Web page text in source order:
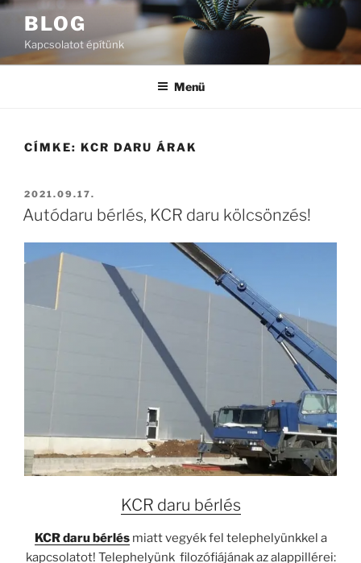
Tartalomhoz
BLOG
Kapcsolatot építünk
Menü
CÍMKE: KCR DARU ÁRAK
BEKÜLDVE:
2021.09.17.
Autódaru bérlés, KCR daru kölcsönzés!
KCR daru bérlés
KCR daru bérlésmiatt vegyék fel telephelyünkkel a
kapcsolatot! Telephelyünk filozófiájának az alappillérei: